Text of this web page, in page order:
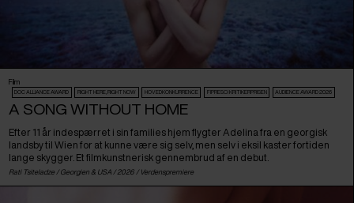
Film
DOC ALLIANCE AWARD RIGHT HERE, RIGHT NOW HOVEDKONKURRENCE FIPRESCI KRITIKERPRISEN AUDIENCE AWARD 2026
A SONG WITHOUT HOME
Efter 11 år indespærret i sin families hjem flygter Adelina fra en georgisk
landsby til Wien for at kunne være sig selv, men selv i eksil kaster fortiden
lange skygger. Et filmkunstnerisk gennembrud af en debut.
Rati Tsiteladze / Georgien & USA / 2026 / Verdenspremiere